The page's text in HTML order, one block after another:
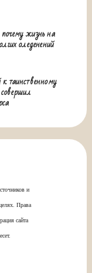
жизнь на
оледенений
таинственному
и
Права
сайта